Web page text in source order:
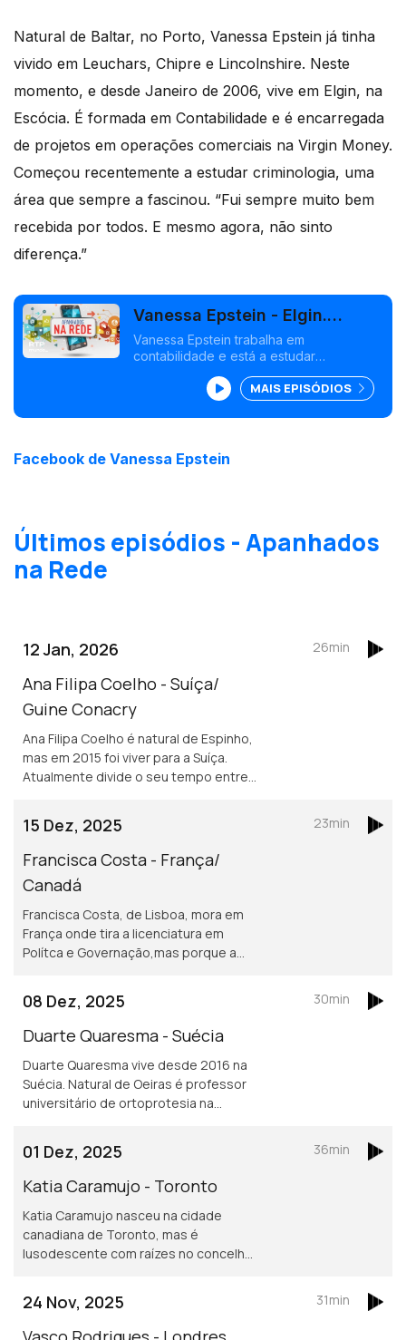
Natural de Baltar, no Porto, Vanessa Epstein já tinha
vivido em Leuchars, Chipre e Lincolnshire. Neste
momento, e desde Janeiro de 2006, vive em Elgin, na
Escócia. É formada em Contabilidade e é encarregada
de projetos em operações comerciais na Virgin Money.
Começou recentemente a estudar criminologia, uma
área que sempre a fascinou. “Fui sempre muito bem
recebida por todos. E mesmo agora, não sinto
diferença.”
Vanessa Epstein - Elgin.
Escócia
Vanessa Epstein trabalha em
contabilidade e está a estudar
MAIS EPISÓDIOS
Facebook de Vanessa Epstein
Últimos episódios - Apanhados
na Rede
12 Jan, 2026
Ana Filipa Coelho - Suíça/
Guine Conacry
Ana Filipa Coelho é natural de Espinho,
mas em 2015 foi viver para a Suíça.
Atualmente divide o seu tempo entre
humanitária Misty Ships.
26min
15 Dez, 2025
Francisca Costa - França/
Canadá
Francisca Costa, de Lisboa, mora em
França onde tira a licenciatura em
Polítca e Governação,mas porque a
Asilo e migração são áreas de
investigação
23min
08 Dez, 2025
Duarte Quaresma - Suécia
Duarte Quaresma vive desde 2016 na
Suécia. Natural de Oeiras é professor
universitário de ortoprotesia na
dispositivos para mover cotovelos e
mãos em pessoas que tenham sofrido
um AVC.
30min
01 Dez, 2025
Katia Caramujo - Toronto
Katia Caramujo nasceu na cidade
canadiana de Toronto, mas é
lusodescente com raízes no concelho
conselheira das comunidades
portuguesas.
36min
24 Nov, 2025
31min